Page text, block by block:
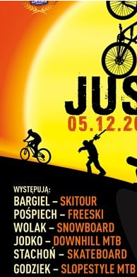
Kliknij, aby powiększyć